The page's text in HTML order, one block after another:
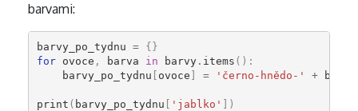
barvami:
barvy_po_tydnu =
{}
for
ovoce , barva in barvy. items ():
barvy_po_tydnu [ ovoce ] = 'černo-hnědo-' + barva
print ( barvy_po_tydnu [ 'jablko' ])